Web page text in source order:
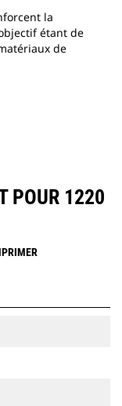
la
étant de
de
POUR 1220